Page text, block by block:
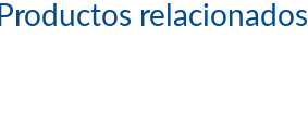
Productos relacionados